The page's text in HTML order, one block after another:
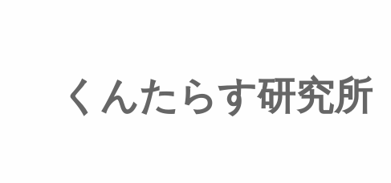
くんたらす研究所